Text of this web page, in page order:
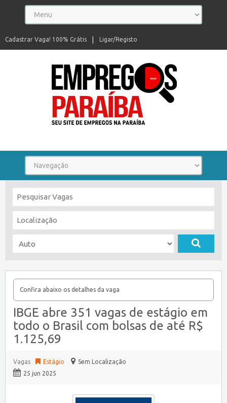
Ligar/Registo
Cadastrar Vaga! 100% Grátis
Confira abaixo os detalhes da vaga
IBGE abre 351 vagas de estágio em
todo o Brasil com bolsas de até R$
1.125,69
Vagas Estágio
Sem Localização
25 jun 2025